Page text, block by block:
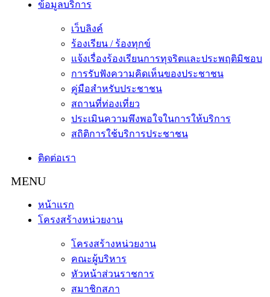
ข้อมูลบริการ
เว็บลิงค์
ร้องเรียน / ร้องทุกข์
แจ้งเรื่องร้องเรียนการทุจริตและประพฤติมิชอบ
การรับฟังความคิดเห็นของประชาชน
คู่มือสำหรับประชาชน
สถานที่ท่องเที่ยว
ประเมินความพึงพอใจในการให้บริการ
สถิติการใช้บริการประชาชน
ติดต่อเรา
หน้าแรก
โครงสร้างหน่วยงาน
โครงสร้างหน่วยงาน
คณะผู้บริหาร
หัวหน้าส่วนราชการ
สมาชิกสภา